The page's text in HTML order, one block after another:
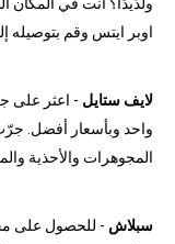
اوبر ايتس وقم
لايف ستايل - اعثر على
واحد وبأسعار أفضل.
المجوهرات والأحذية
سبلاش - للحصول على